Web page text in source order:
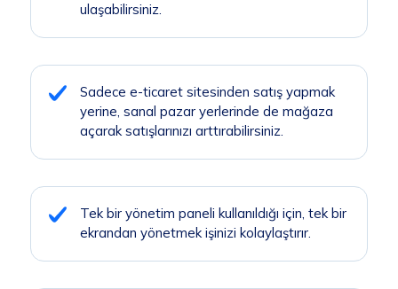
sağlayın.
Hemen denemeye başla
ulaşabilirsiniz.
Sadece e-ticaret sitesinden satış yapmak
yerine, sanal pazar yerlerinde de mağaza
açarak satışlarınızı arttırabilirsiniz.
Tek bir yönetim paneli kullanıldığı için, tek bir
ekrandan yönetmek işinizi kolaylaştırır.